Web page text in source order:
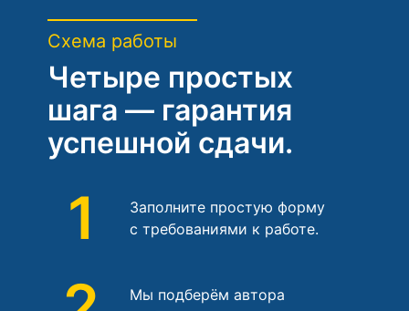
Схема работы
Четыре простых
шага — гарантия
успешной сдачи.
1
Заполните простую форму
с требованиями к работе.
Мы подберём автора